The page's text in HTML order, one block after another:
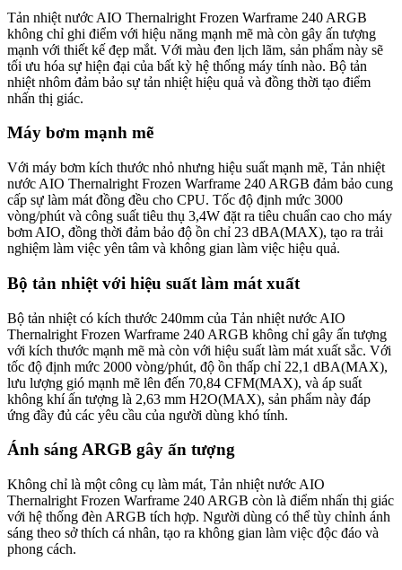
Tản nhiệt nước AIO Thernalright Frozen Warframe 240 ARGB
không chỉ ghi điểm với hiệu năng mạnh mẽ mà còn gây ấn tượng
mạnh với thiết kế đẹp mắt. Với màu đen lịch lãm, sản phẩm này sẽ
tối ưu hóa sự hiện đại của bất kỳ hệ thống máy tính nào. Bộ tản
nhiệt nhôm đảm bảo sự tản nhiệt hiệu quả và đồng thời tạo điểm
nhấn thị giác.
Máy bơm mạnh mẽ
Với máy bơm kích thước nhỏ nhưng hiệu suất mạnh mẽ, Tản nhiệt
nước AIO Thernalright Frozen Warframe 240 ARGB đảm bảo cung
cấp sự làm mát đồng đều cho CPU. Tốc độ định mức 3000
vòng/phút và công suất tiêu thụ 3,4W đặt ra tiêu chuẩn cao cho máy
bơm AIO, đồng thời đảm bảo độ ồn chỉ 23 dBA(MAX), tạo ra trải
nghiệm làm việc yên tâm và không gian làm việc hiệu quả.
Bộ tản nhiệt với hiệu suất làm mát xuất
Bộ tản nhiệt có kích thước 240mm của Tản nhiệt nước AIO
Thernalright Frozen Warframe 240 ARGB không chỉ gây ấn tượng
với kích thước mạnh mẽ mà còn với hiệu suất làm mát xuất sắc. Với
tốc độ định mức 2000 vòng/phút, độ ồn thấp chỉ 22,1 dBA(MAX),
lưu lượng gió mạnh mẽ lên đến 70,84 CFM(MAX), và áp suất
không khí ấn tượng là 2,63 mm H2O(MAX), sản phẩm này đáp
ứng đầy đủ các yêu cầu của người dùng khó tính.
Ánh sáng ARGB gây ấn tượng
Không chỉ là một công cụ làm mát, Tản nhiệt nước AIO
Thernalright Frozen Warframe 240 ARGB còn là điểm nhấn thị giác
với hệ thống đèn ARGB tích hợp. Người dùng có thể tùy chỉnh ánh
sáng theo sở thích cá nhân, tạo ra không gian làm việc độc đáo và
phong cách.